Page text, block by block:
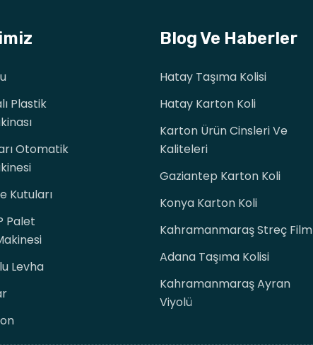
Plastik
Otomatik
Kutuları
Palet
Levha
Blog Ve Haberler
Hatay Taşıma Kolisi
Hatay Karton Koli
Karton Ürün Cinsleri Ve
Kaliteleri
Gaziantep Karton Koli
Konya Karton Koli
Kahramanmaraş Streç Film
Adana Taşıma Kolisi
Kahramanmaraş Ayran
Viyolü